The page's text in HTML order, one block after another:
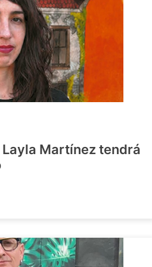
Martínez tendrá